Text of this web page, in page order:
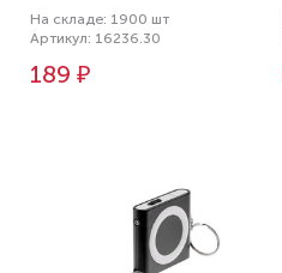
На складе: 1900 шт
Артикул: 16236.30
189 ₽